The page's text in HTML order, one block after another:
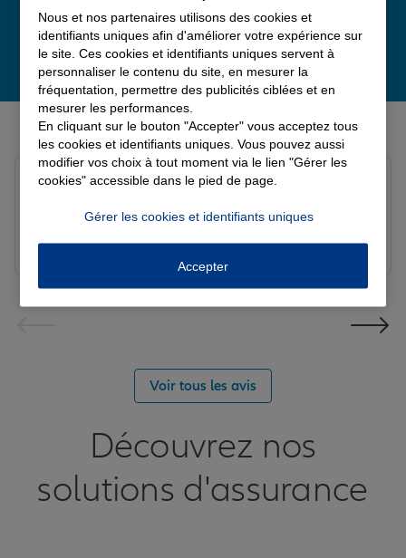
Derniers avis de nos agences Allianz
Le 09/08/2026 - Agence LANGRES-SAINT GEOSMES
Fanny B.
Voir tous les avis
Découvrez nos
solutions d'assurance
Nous et nos partenaires utilisons des cookies et
identifiants uniques afin d'améliorer votre expérience sur
le site. Ces cookies et identifiants uniques servent à
personnaliser le contenu du site, en mesurer la
fréquentation, permettre des publicités ciblées et en
mesurer les performances.
En cliquant sur le bouton "Accepter" vous acceptez tous
les cookies et identifiants uniques. Vous pouvez aussi
modifier vos choix à tout moment via le lien "Gérer les
cookies" accessible dans le pied de page.
Gérer les cookies et identifiants uniques
Accepter